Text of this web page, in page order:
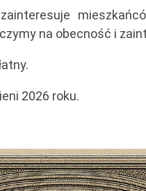
na obecność i
2026 roku.